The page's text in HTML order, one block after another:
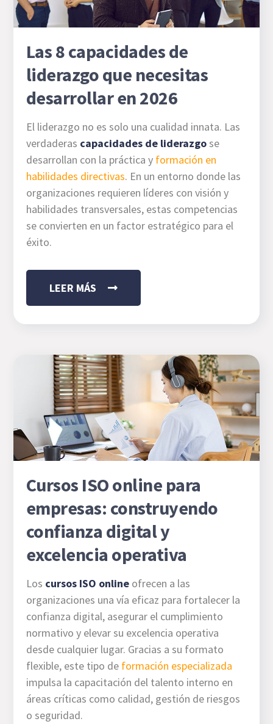
Las 8 capacidades de
liderazgo que necesitas
desarrollar en 2026
El liderazgo no es solo una cualidad innata. Las
verdaderas capacidades de liderazgose
desarrollan con la práctica y formación en
habilidades directivas. En un entorno donde las
organizaciones requieren líderes con visión y
habilidades transversales, estas competencias
se convierten en un factor estratégico para el
éxito.
LEER MÁS
Cursos ISO online para
empresas: construyendo
confianza digital y
excelencia operativa
Los cursos ISO onlineofrecen a las
organizaciones una vía eficaz para fortalecer la
confianza digital, asegurar el cumplimiento
normativo y elevar su excelencia operativa
desde cualquier lugar. Gracias a su formato
flexible, este tipo de formación especializada
impulsa la capacitación del talento interno en
áreas críticas como calidad, gestión de riesgos
o seguridad.